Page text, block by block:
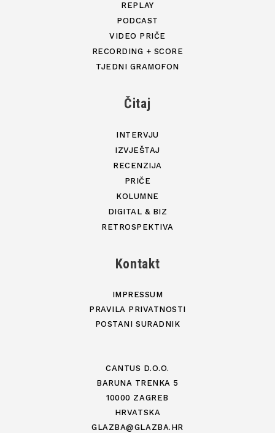
REPLAY
PODCAST
VIDEO PRIČE
RECORDING + SCORE
TJEDNI GRAMOFON
Čitaj
INTERVJU
IZVJEŠTAJ
RECENZIJA
PRIČE
KOLUMNE
DIGITAL & BIZ
RETROSPEKTIVA
Kontakt
IMPRESSUM
PRAVILA PRIVATNOSTI
POSTANI SURADNIK
CANTUS D.O.O.
BARUNA TRENKA 5
10000 ZAGREB
HRVATSKA
GLAZBA@GLAZBA.HR